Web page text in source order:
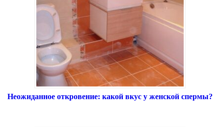
Неожиданное откровение: какой вкус у женской спермы?